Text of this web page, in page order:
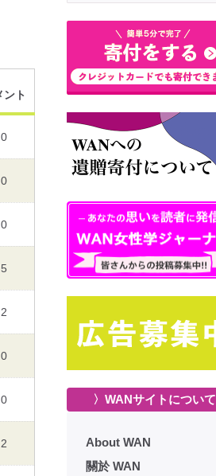
ント
0
0
0
5
2
0
0
2
〉WANサイトについて
About WAN
關於 WAN